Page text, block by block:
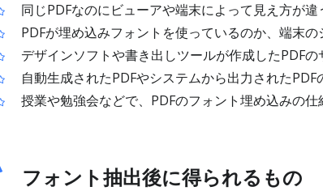
同じPDFなのにビューアや端末によって見え方が違
PDFが埋め込みフォントを使っているのか、端末
デザインソフトや書き出しツールが作成したPDF
自動生成されたPDFやシステムから出力された
授業や勉強会などで、PDFのフォント埋め込みの仕
フォント抽出後に得られるもの